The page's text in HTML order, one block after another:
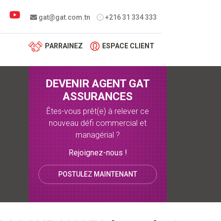
gat@gat.com.tn +216 31 334 333
PARRAINEZ ESPACE CLIENT
DEVENIR AGENT GAT
ASSURANCES
Êtes-vous prêt(e) à relever ce
nouveau défi commercial et
managérial ?
Rejoignez-nous !
POSTULEZ MAINTENANT